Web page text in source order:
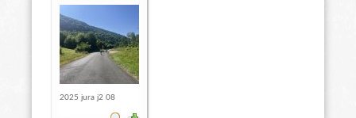
2025 jura j2 08